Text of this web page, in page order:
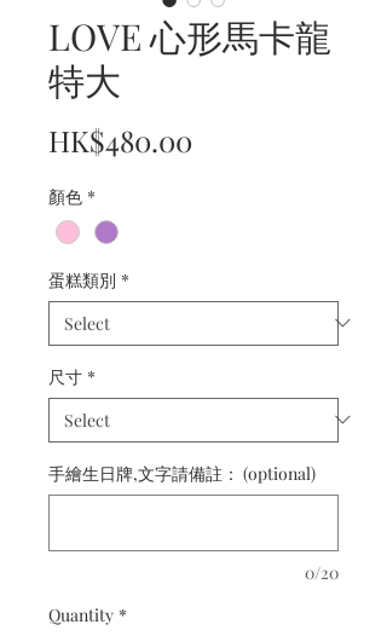
LOVE 心形馬卡龍
特大
HK$480.00
顏色 *
蛋糕類別 *
尺寸 *
手繪生日牌,文字請備註： (optional)
0/20
Quantity *